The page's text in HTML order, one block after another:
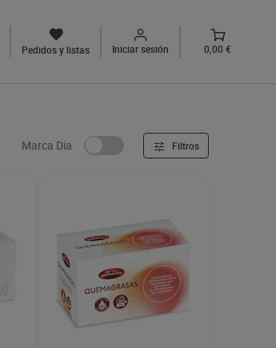
Pedidos y listas Iniciar sesión 0,00 €
Marca Dia Filtros